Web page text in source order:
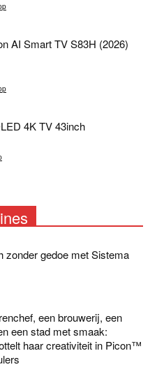
AI Smart TV S83H (2026)
4K TV 43inch
zonder gedoe met Sistema
een brouwerij, een
een stad met smaak:
haar creativiteit in Picon™